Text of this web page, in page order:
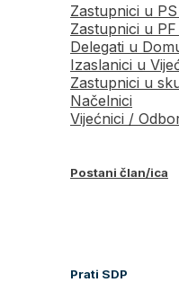
Zastupnici u
Zastupnici u PF
Delegati u
Izaslanici u
Zastupnici u
Načelnici
Vijećnici /
Postani član/ica
Prati SDP